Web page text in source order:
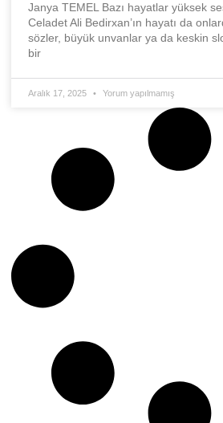
Janya TEMEL Bazı hayatlar yüksek
Celadet Ali Bedirxan’ın hayatı da
sözler, büyük unvanlar ya da keskin
bir
Aralık 17, 2025 Yorum yapılmamış